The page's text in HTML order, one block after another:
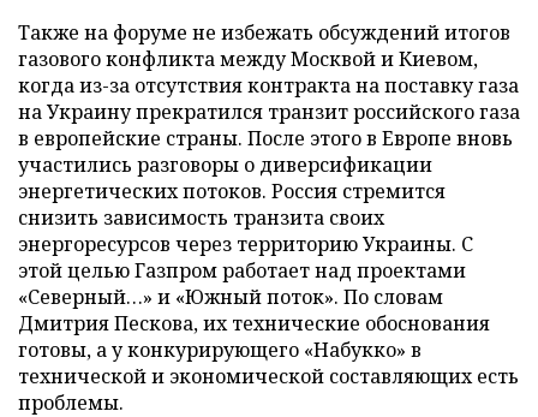
Также на форуме не избежать обсуждений итогов
газового конфликта между Москвой и Киевом,
когда из-за отсутствия контракта на поставку газа
на Украину прекратился транзит российского газа
в европейские страны. После этого в Европе вновь
участились разговоры о диверсификации
энергетических потоков. Россия стремится
снизить зависимость транзита своих
энергоресурсов через территорию Украины. С
этой целью Газпром работает над проектами
«Северный…» и «Южный поток». По словам
Дмитрия Пескова, их технические обоснования
готовы, а у конкурирующего «Набукко» в
технической и экономической составляющих есть
проблемы.